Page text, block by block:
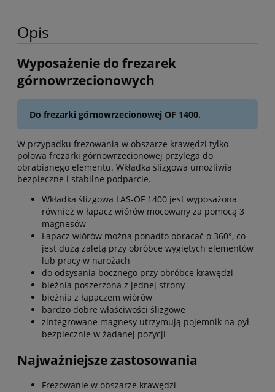
Opis
Wyposażenie do frezarek
górnowrzecionowych
Do frezarki górnowrzecionowej OF 1400.
W przypadku frezowania w obszarze krawędzi tylko
połowa frezarki górnowrzecionowej przylega do
obrabianego elementu. Wkładka ślizgowa umożliwia
bezpieczne i stabilne podparcie.
Wkładka ślizgowa LAS-OF 1400 jest wyposażona
również w łapacz wiórów mocowany za pomocą 3
magnesów
Łapacz wiórów można ponadto obracać o 360°, co
jest dużą zaletą przy obróbce wygiętych elementów
lub pracy w narożach
do odsysania bocznego przy obróbce krawędzi
bieżnia poszerzona z jednej strony
bieżnia z łapaczem wiórów
bardzo dobre właściwości ślizgowe
zintegrowane magnesy utrzymują pojemnik na pył
bezpiecznie w żądanej pozycji
Najważniejsze zastosowania
Frezowanie w obszarze krawędzi